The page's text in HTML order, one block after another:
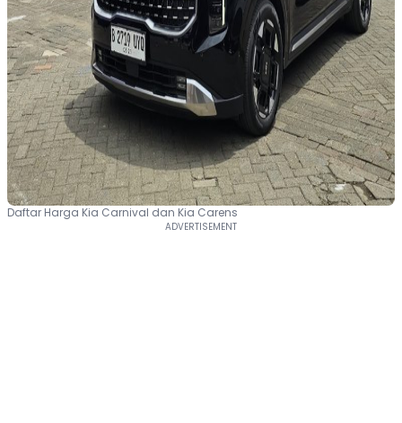
Daftar Harga Kia Carnival dan Kia Carens